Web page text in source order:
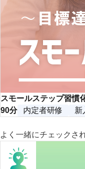
スモールステップ習慣
90分
内定者研修 新
よく一緒にチェックさ